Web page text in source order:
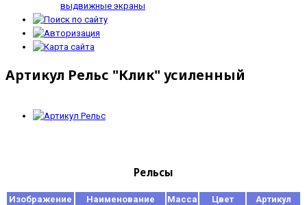
выдвижные экраны
Артикул Рельс "Клик" усиленный
Рельсы
Изображение Наименование Масса Цвет Артикул